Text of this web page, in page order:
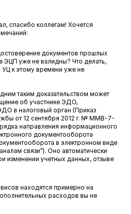
спасибо коллегам! Хочется
документов прошлых
ЭЦП уже не валидны? Что делать,
УЦ к этому времени уже не
таким доказательством может
об участнике ЭДО,
в налоговый орган (Приказ
от 12 сентября 2012 г. № ММВ-7-
направления информационного
документооборота
в электронном виде
связи”). Оно автоматически
изменении учетных данных, отзыве
находятся примерно на
расходов вы не